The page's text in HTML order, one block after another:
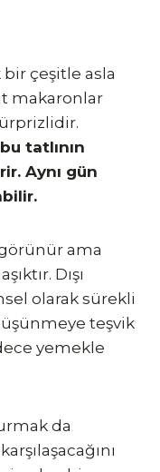
bir çeşitle asla
makaronlar
tatlının
Aynı gün
ama
Dışı
olarak sürekli
teşvik
yemekle
da